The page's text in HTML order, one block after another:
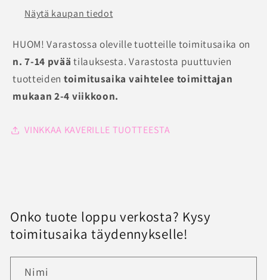
Näytä kaupan tiedot
HUOM! Varastossa oleville tuotteille toimitusaika on
n. 7-14 pvää tilauksesta. Varastosta puuttuvien
tuotteiden toimitusaika vaihtelee toimittajan
mukaan 2-4 viikkoon.
VINKKAA KAVERILLE TUOTTEESTA
Onko tuote loppu verkosta? Kysy
toimitusaika täydennykselle!
Nimi